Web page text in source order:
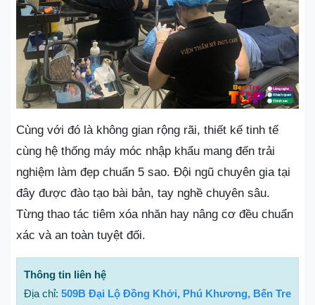
Cùng với đó là không gian rộng rãi, thiết kế tinh tế
cùng hệ thống máy móc nhập khẩu mang đến trải
nghiệm làm đẹp chuẩn 5 sao. Đội ngũ chuyên gia tại
đây được đào tạo bài bản, tay nghề chuyên sâu.
Từng thao tác tiêm xóa nhăn hay nâng cơ đều chuẩn
xác và an toàn tuyệt đối.
Thông tin liên hệ
Địa chỉ: 509B Đại Lộ Đồng Khởi, Phú Khương, Bến Tre